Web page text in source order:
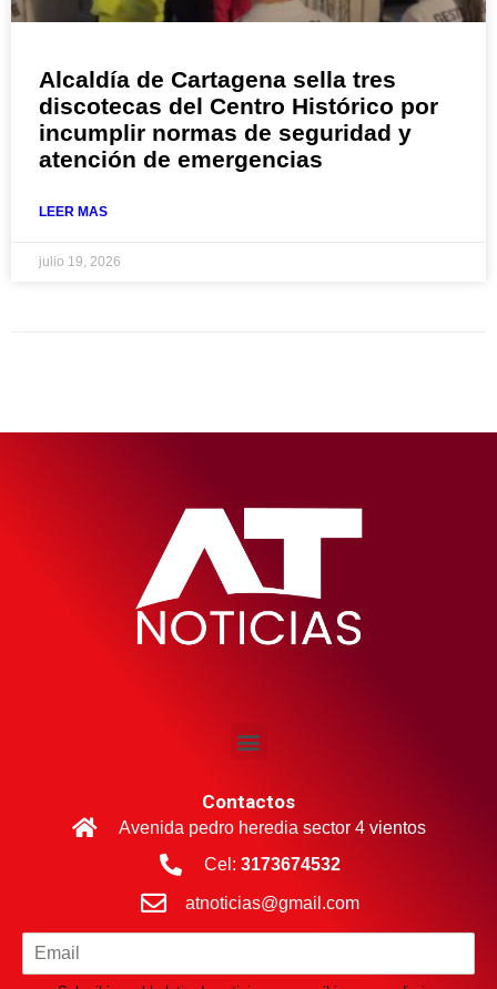
Alcaldía de Cartagena sella tres
discotecas del Centro Histórico por
incumplir normas de seguridad y
atención de emergencias
LEER MAS
julio 19, 2026
Contactos
Avenida pedro heredia sector 4 vientos
Cel: 3173674532
atnoticias@gmail.com